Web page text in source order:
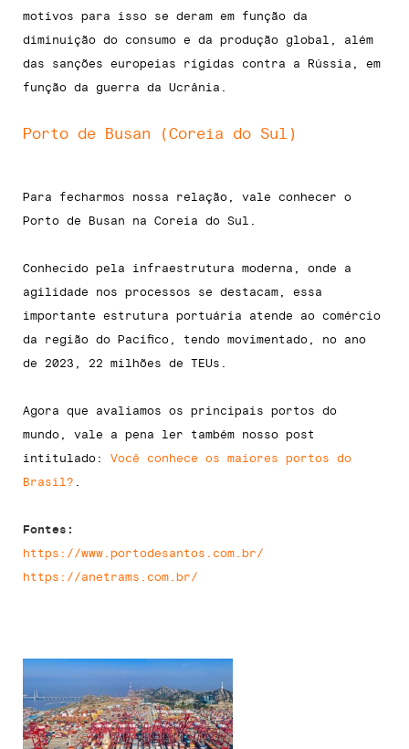
motivos para isso se deram em função da
diminuição do consumo e da produção global, além
das sanções europeias rígidas contra a Rússia, em
função da guerra da Ucrânia.
Porto de Busan (Coreia do Sul)
Para fecharmos nossa relação, vale conhecer o
Porto de Busan na Coreia do Sul.
Conhecido pela infraestrutura moderna, onde a
agilidade nos processos se destacam, essa
importante estrutura portuária atende ao comércio
da região do Pacífico, tendo movimentado, no ano
de 2023, 22 milhões de TEUs.
Agora que avaliamos os principais portos do
mundo, vale a pena ler também nosso post
intitulado: Você conhece os maiores portos do
Brasil?
Fontes:
https://www.portodesantos.com.br/
https://anetrams.com.br/